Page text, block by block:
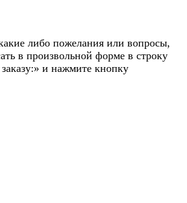
либо пожелания или вопросы,
в произвольной форме в строку
и нажмите кнопку